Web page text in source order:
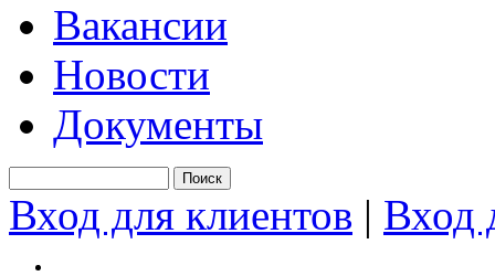
Вакансии
Новости
Документы
Вход для клиентов | Вход